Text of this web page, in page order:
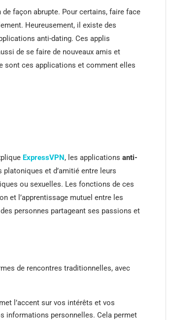
façon abrupte. Pour certains, faire face
Heureusement, il existe des
anti-dating. Ces applis
de se faire de nouveaux amis et
sont ces applications et comment elles
ExpressVPN, les applications anti-
et d’amitié entre leurs
ou sexuelles. Les fonctions de ces
et l’apprentissage mutuel entre les
personnes partageant ses passions et
de rencontres traditionnelles, avec
l’accent sur vos intérêts et vos
informations personnelles. Cela permet